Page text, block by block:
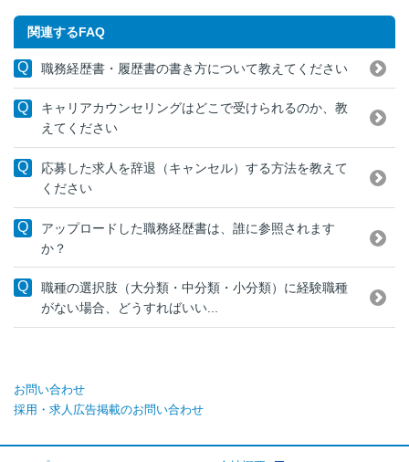
関連するFAQ
職務経歴書・履歴書の書き方について教えてください
キャリアカウンセリングはどこで受けられるのか、教
えてください
応募した求人を辞退（キャンセル）する方法を教えて
ください
アップロードした職務経歴書は、誰に参照されます
か？
職種の選択肢（大分類・中分類・小分類）に経験職種
がない場合、どうすればいい...
お問い合わせ
採用・求人広告掲載のお問い合わせ